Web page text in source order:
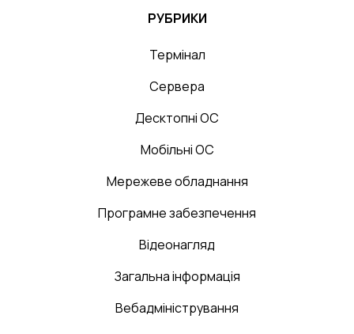
РУБРИКИ
Термінал
Сервера
Десктопні ОС
Мобільні ОС
Мережеве обладнання
Програмне забезпечення
Відеонагляд
Загальна інформація
Вебадміністрування